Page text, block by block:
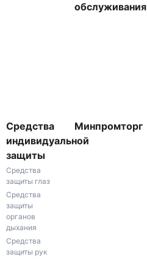
обслуживания
Средства
индивидуальной
защиты
Средства
защиты глаз
Средства
защиты
органов
дыхания
Средства
защиты рук
Минпромторг